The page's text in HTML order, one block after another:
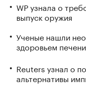
WP узнала о
выпуск оружия
Ученые нашли
здоровьем печени
Reuters узнал о
альтернативы